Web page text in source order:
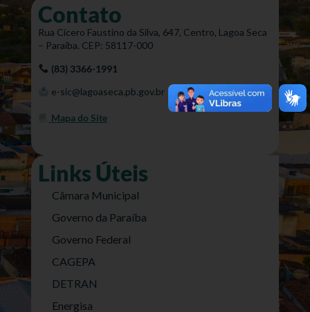
Contato
Rua Cícero Faustino da Silva, 647, Centro, Lagoa Seca
– Paraíba. CEP: 58117-000
(83) 3366-1991
e-sic@lagoaseca.pb.gov.br
Mapa do Site
Links Úteis
Câmara Municipal
Governo da Paraíba
Governo Federal
CAGEPA
DETRAN
Energisa